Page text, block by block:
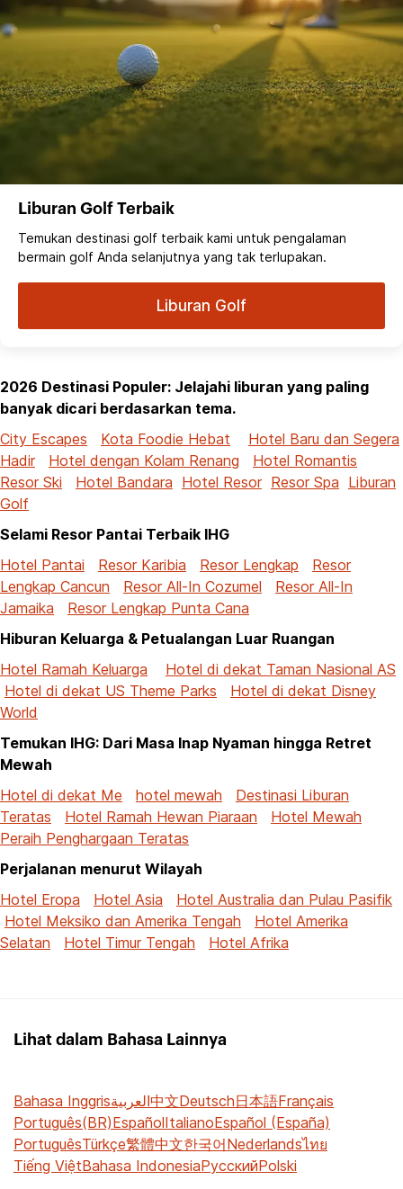
Liburan Golf Terbaik
Temukan destinasi golf terbaik kami untuk pengalaman
bermain golf Anda selanjutnya yang tak terlupakan.
Liburan Golf
2026 Destinasi Populer: Jelajahi liburan yang paling
banyak dicari berdasarkan tema.
City Escapes
Kota Foodie Hebat
Hotel Baru dan Segera
Hadir
Hotel dengan Kolam Renang
Hotel Romantis
Resor Ski
Hotel Bandara Hotel Resor Resor Spa Liburan
Golf
Selami Resor Pantai Terbaik IHG
Hotel Pantai
Resor Karibia Resor Lengkap
Resor
Lengkap Cancun
Resor All-In Cozumel
Resor All-In
Jamaika
Resor Lengkap Punta Cana
Hiburan Keluarga & Petualangan Luar Ruangan
Hotel Ramah Keluarga
Hotel di dekat Taman Nasional AS
Hotel di dekat US Theme Parks
Hotel di dekat Disney
World
Temukan IHG: Dari Masa Inap Nyaman hingga Retret
Mewah
Hotel di dekat Me
hotel mewah
Destinasi Liburan
Teratas
Hotel Ramah Hewan Piaraan
Hotel Mewah
Peraih Penghargaan Teratas
Perjalanan menurut Wilayah
Hotel Eropa
Hotel Asia
Hotel Australia dan Pulau Pasifik
Hotel Meksiko dan Amerika Tengah
Hotel Amerika
Selatan
Hotel Timur Tengah Hotel Afrika
Lihat dalam Bahasa Lainnya
Bahasa Inggrisالعربية中文Deutsch日本語Français
Português(BR)EspañolItalianoEspañol (España)
PortuguêsTürkçe繁體中文한국어Nederlandsไทย
Tiếng ViệtBahasa IndonesiaРусскийPolski